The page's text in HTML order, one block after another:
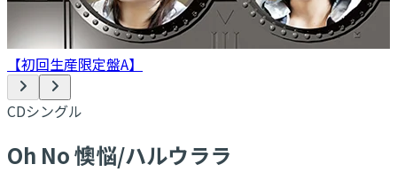
【初回生産限定盤A】
CDシングル
Oh No 懊悩/ハルウララ